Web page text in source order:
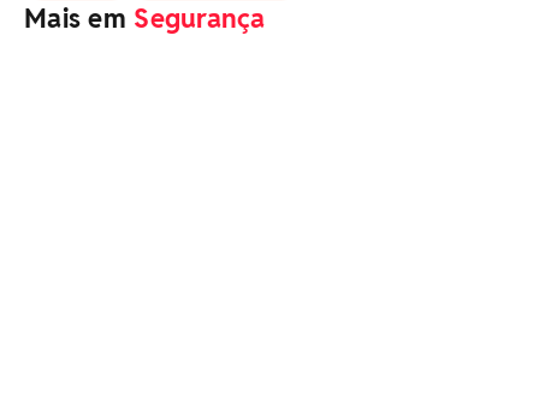
Mais em Segurança